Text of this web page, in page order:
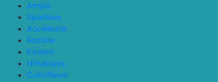
Ample
Spacious
Accelerate
Radiate
Esteem
Himalayas
ColorNews